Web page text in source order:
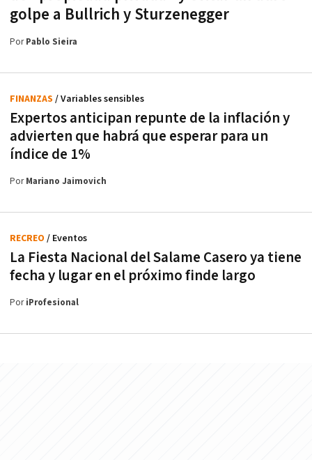
golpe a Bullrich y Sturzenegger
PorPablo Sieira
Expertos anticipan repunte de la inflación y
advierten que habrá que esperar para un
índice de 1%
FINANZAS / Variables sensibles
PorMariano Jaimovich
La Fiesta Nacional del Salame Casero ya tiene
fecha y lugar en el próximo finde largo
RECREO / Eventos
PoriProfesional